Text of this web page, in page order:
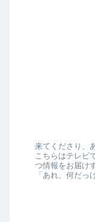
来てくださり、
こちらはテレビ
つ情報をお届け
「あれ、何だっ